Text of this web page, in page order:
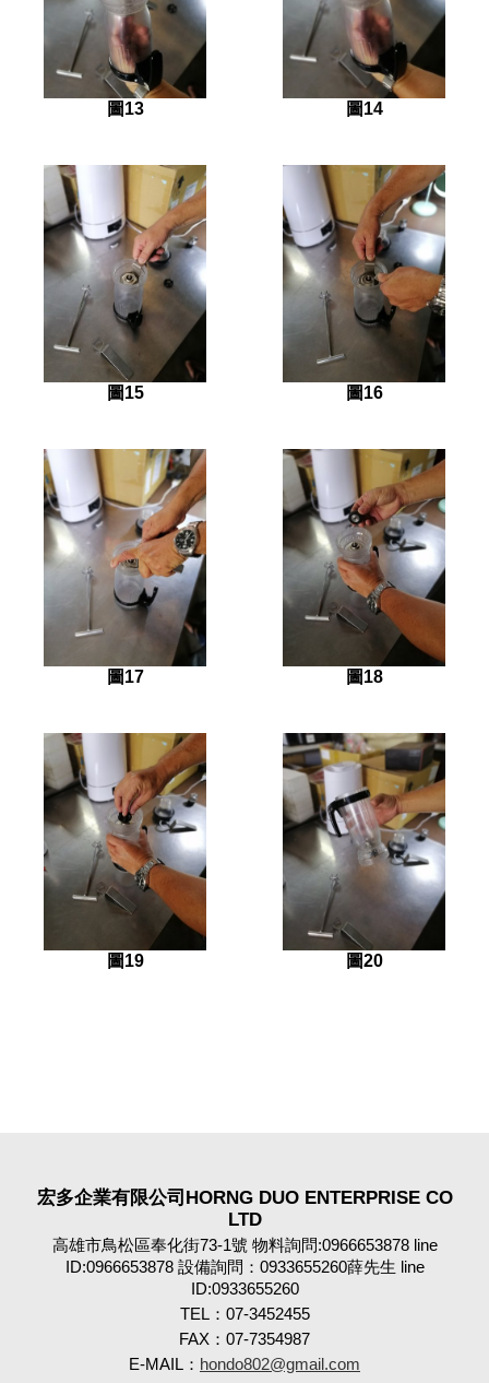
圖13 圖14
圖15 圖16
圖17 圖18
圖19 圖20
宏多企業有限公司HORNG DUO ENTERPRISE CO
LTD
高雄市鳥松區奉化街73-1號 物料詢問:0966653878 line
ID:0966653878 設備詢問：0933655260薛先生 line
ID:0933655260
TEL：07-3452455
FAX：07-7354987
E-MAIL： hondo802@gmail.com